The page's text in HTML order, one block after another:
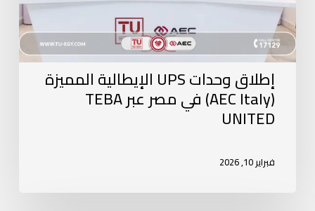
إطلاق وحدات UPS الإيطالية المميزة
(AEC Italy) في مصر عبر TEBA
UNITED
فبراير 10, 2026